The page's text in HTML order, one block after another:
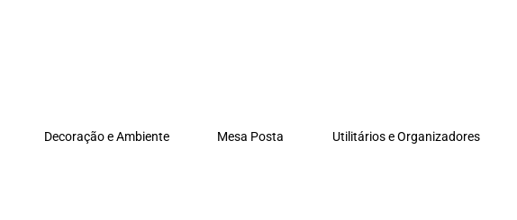
Decoração e Ambiente Mesa Posta Utilitários e Organizadores